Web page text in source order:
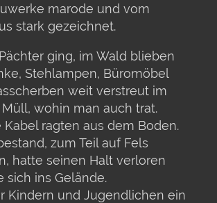
marode und vom
stark gezeichnet.
ging, im Wald blieben
Stehlampen, Büromöbel
weit verstreut im
wohin man auch trat.
Kabel ragten aus dem Boden.
zum Teil auf Fels
hatte seinen Halt verloren
sich ins Gelände.
Kindern und Jugendlichen ein